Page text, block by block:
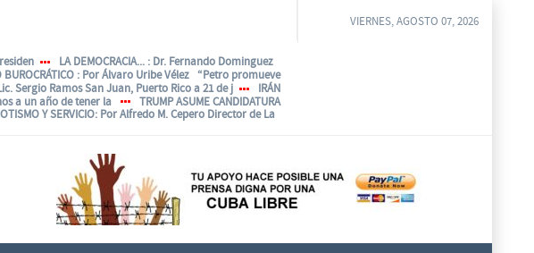
LA DEMOCRACIA... : Dr. Fernando Dominguez
BUROCRÁTICO : Por Álvaro Uribe Vélez “Petro promueve
Sergio Ramos San Juan, Puerto Rico a 21 de j
IRÁN
a un año de tener la
TRUMP ASUME CANDIDATURA
Y SERVICIO: Por Alfredo M. Cepero Director de La
VIERNES, AGOSTO 07, 2026